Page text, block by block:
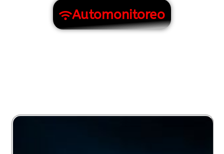
Automonitoreo